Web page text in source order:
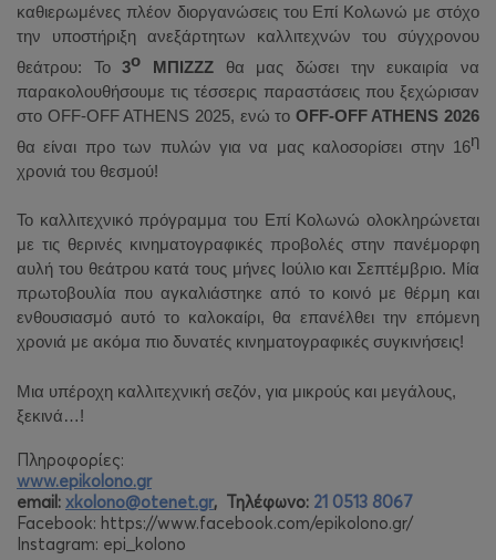
καθιερωμένες πλέον διοργανώσεις του Επί Κολωνώ με στόχο
την υποστήριξη ανεξάρτητων καλλιτεχνών του σύγχρονου
θεάτρου: Το3ο ΜΠΙΖΖΖ θα μας δώσει την ευκαιρία να
παρακολουθήσουμε τις τέσσερις παραστάσεις που ξεχώρισαν
στο OFF-OFF ATHENS 2025, ενώ το OFF-OFF ATHENS 2026
θα είναι προ των πυλών για να μας καλοσορίσει στην 16η
χρονιά του θεσμού!
Το καλλιτεχνικό πρόγραμμα του Επί Κολωνώ ολοκληρώνεται
με τις θερινές κινηματογραφικές προβολές στην πανέμορφη
αυλή του θεάτρου κατά τους μήνες Ιούλιο και Σεπτέμβριο. Μία
πρωτοβουλία που αγκαλιάστηκε από το κοινό με θέρμη και
ενθουσιασμό αυτό το καλοκαίρι, θα επανέλθει την επόμενη
χρονιά με ακόμα πιο δυνατές κινηματογραφικές συγκινήσεις!
Μια υπέροχη καλλιτεχνική σεζόν, για μικρούς και μεγάλους,
ξεκινά…!
Πληροφορίες:
www.epikolono.gr
email: xkolono@otenet.gr, Τηλέφωνο: 21 0513 8067
Facebook: https://www.facebook.com/epikolono.gr/
Instagram: epi_kolono